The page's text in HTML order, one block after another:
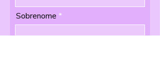
Sobrenome